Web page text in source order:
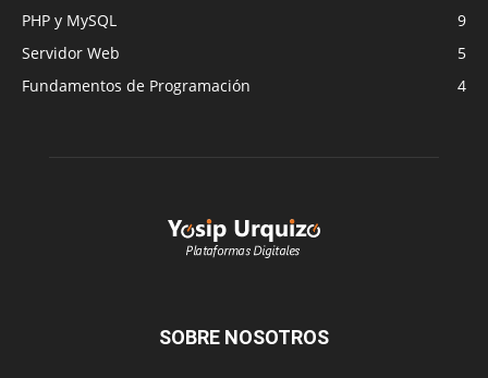
PHP y MySQL
9
Servidor Web
5
Fundamentos de Programación
4
SOBRE NOSOTROS